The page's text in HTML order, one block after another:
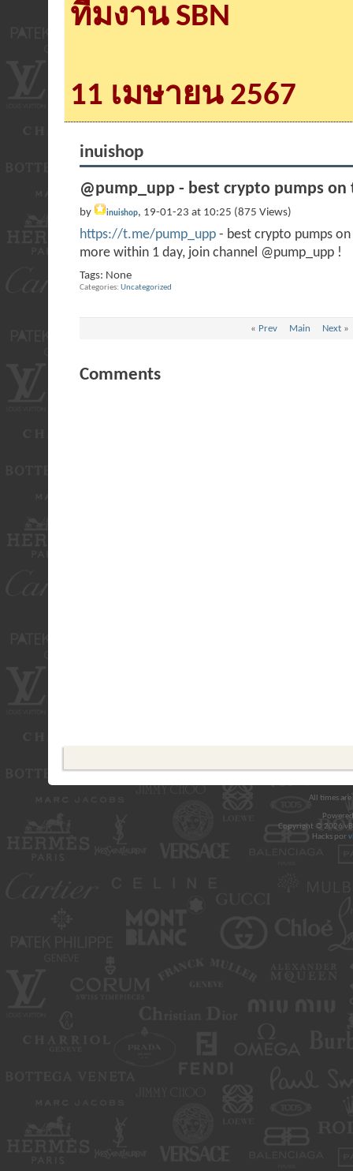
ทีมงาน SBN
11 เมษายน 2567
inuishop
@pump_upp - best crypto pumps on
by inuishop, 19-01-23 at 10:25 (875 Views)
https://t.me/pump_upp- best crypto pumps on
more within 1 day, join channel @pump_upp !
Tags: None
Categories Uncategorized
« Prev Main Next»
Comments
All times
Copyright © 2026
Hacks por